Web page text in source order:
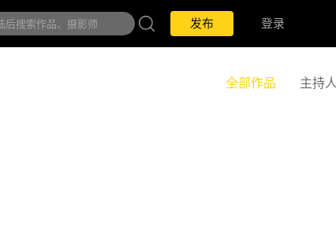
发布 登录
全部作品 主持